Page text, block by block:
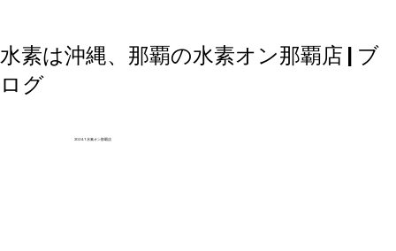
水素は沖縄、那覇の水素オン那覇店 | ブ
ログ
2024.1 水素オン那覇店